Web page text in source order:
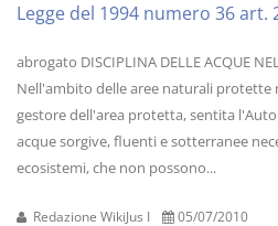
Legge del 1994 numero 36 art.
abrogato DISCIPLINA DELLE ACQUE
Nell'ambito delle aree naturali protette
gestore dell'area protetta, sentita
acque sorgive, fluenti e sotterranee
ecosistemi, che non possono...
Redazione WikiJus I 05/07/2010